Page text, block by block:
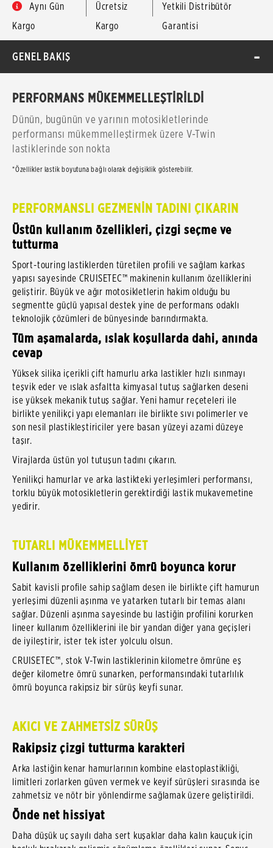
Aynı Gün
Kargo
Ücretsiz
Kargo
Yetkili Distribütör
Garantisi
GENEL BAKIŞ
PERFORMANS MÜKEMMELLEŞTİRİLDİ
Dünün, bugünün ve yarının motosikletlerinde
performansı mükemmelleştirmek üzere V-Twin
lastiklerinde son nokta
*Özellikler lastik boyutuna bağlı olarak değişiklik gösterebilir.
PERFORMANSLI GEZMENİN TADINI ÇIKARIN
Üstün kullanım özellikleri, çizgi seçme ve
tutturma
Sport-touring lastiklerden türetilen profili ve sağlam karkas
yapısı sayesinde CRUISETEC™ makinenin kullanım özelliklerini
geliştirir. Büyük ve ağır motosikletlerin hakim olduğu bu
segmentte güçlü yapısal destek yine de performans odaklı
teknolojik çözümleri de bünyesinde barındırmakta.
Tüm aşamalarda, ıslak koşullarda dahi, anında
cevap
Yüksek silika içerikli çift hamurlu arka lastikler hızlı ısınmayı
teşvik eder ve ıslak asfaltta kimyasal tutuş sağlarken deseni
ise yüksek mekanik tutuş sağlar. Yeni hamur reçeteleri ile
birlikte yenilikçi yapı elemanları ile birlikte sıvı polimerler ve
son nesil plastikleştiriciler yere basan yüzeyi azami düzeye
taşır.
Virajlarda üstün yol tutuşun tadını çıkarın.
Yenilikçi hamurlar ve arka lastikteki yerleşimleri performansı,
torklu büyük motosikletlerin gerektirdiği lastik mukavemetine
TUTARLI MÜKEMMELLİYET
Kullanım özelliklerini ömrü boyunca korur
Sabit kavisli profile sahip sağlam desen ile birlikte çift hamurun
yerleşimi düzenli aşınma ve yatarken tutarlı bir temas alanı
sağlar. Düzenli aşınma sayesinde bu lastiğin profilini korurken
lineer kullanım özelliklerini ile bir yandan diğer yana geçişleri
de iyileştirir, ister tek ister yolculu olsun.
CRUISETEC™, stok V-Twin lastiklerinin kilometre ömrüne eş
değer kilometre ömrü sunarken, performansındaki tutarlılık
ömrü boyunca rakipsiz bir sürüş keyfi sunar.
AKICI VE ZAHMETSİZ SÜRÜŞ
Rakipsiz çizgi tutturma karakteri
Arka lastiğin kenar hamurlarının kombine elastoplastikliği,
limitleri zorlarken güven vermek ve keyif sürüşleri sırasında ise
zahmetsiz ve nötr bir yönlendirme sağlamak üzere geliştirildi.
Önde net hissiyat
Daha düşük uç sayılı daha sert kuşaklar daha kalın kauçuk için